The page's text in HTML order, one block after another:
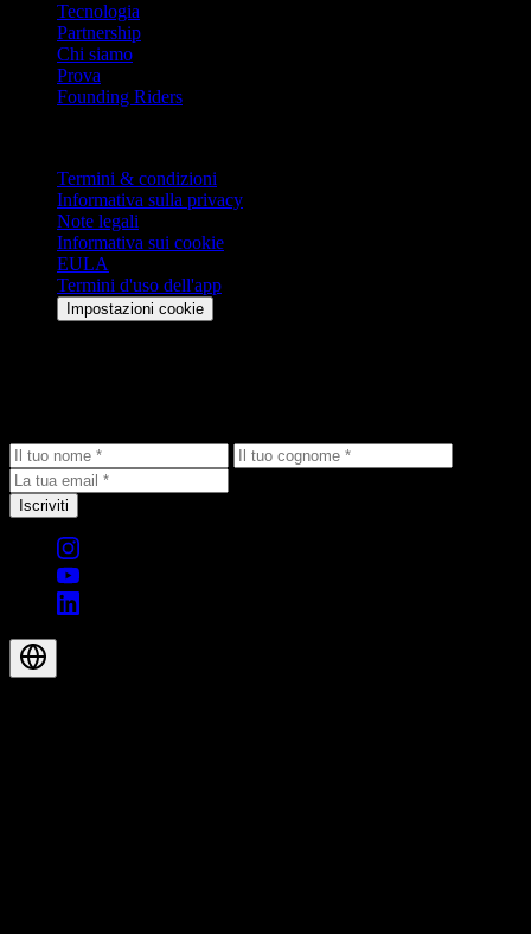
Tecnologia
Partnership
Chi siamo
Prova
Founding Riders
Termini & condizioni
Informativa sulla privacy
Note legali
Informativa sui cookie
EULA
Termini d'uso dell'app
Impostazioni cookie
Iscriviti